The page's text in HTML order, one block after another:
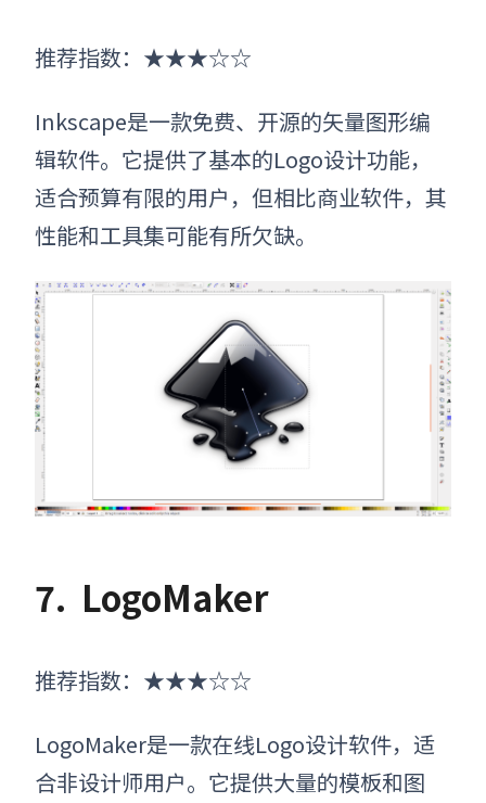
推荐指数： ★★★☆☆
Inkscape是一款免费、开源的矢量图形编
辑软件。它提供了基本的Logo设计功能，
适合预算有限的用户，但相比商业软件，其
性能和工具集可能有所欠缺。
7. LogoMaker
推荐指数：★★★☆☆
LogoMaker是一款在线Logo设计软件，适
合非设计师用户。它提供大量的模板和图